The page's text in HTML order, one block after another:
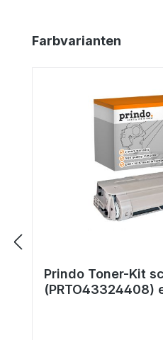
Produktgalerie
Farbvarianten
Prindo Toner-Kit